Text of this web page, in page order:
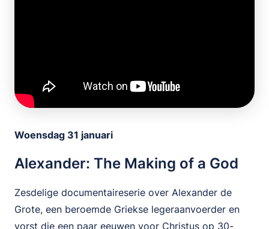
Woensdag 31 januari
Alexander: The Making of a God
Zesdelige documentaireserie over Alexander de
Grote, een beroemde Griekse legeraanvoerder en
vorst die een paar eeuwen voor Christus op 30-